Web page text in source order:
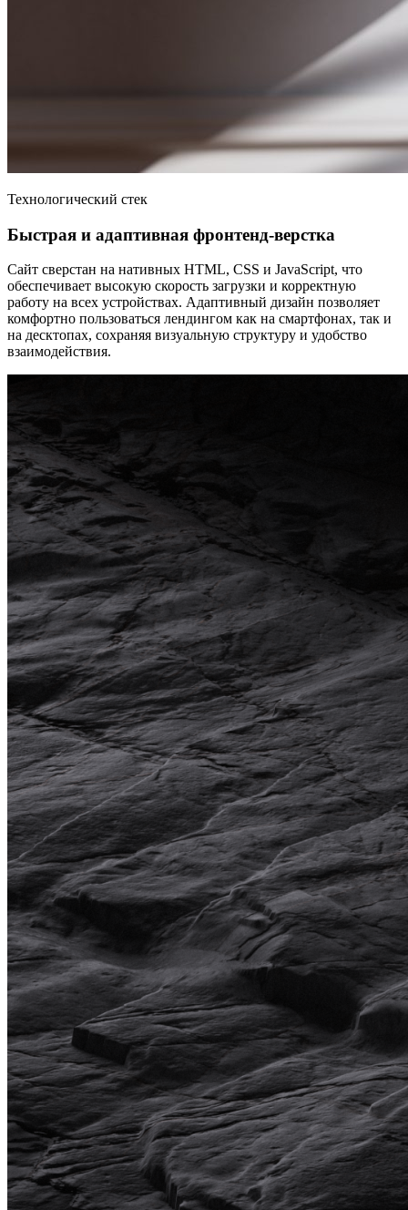
Технологический стек
Быстрая и адаптивная фронтенд-верстка
Сайт сверстан на нативных HTML, CSS и JavaScript, что
обеспечивает высокую скорость загрузки и корректную
работу на всех устройствах. Адаптивный дизайн позволяет
комфортно пользоваться лендингом как на смартфонах, так и
на десктопах, сохраняя визуальную структуру и удобство
взаимодействия.